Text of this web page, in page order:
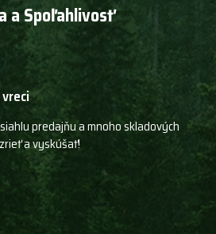
a Spoľahlivosť
predajňu a mnoho skladových
a vyskúšať!